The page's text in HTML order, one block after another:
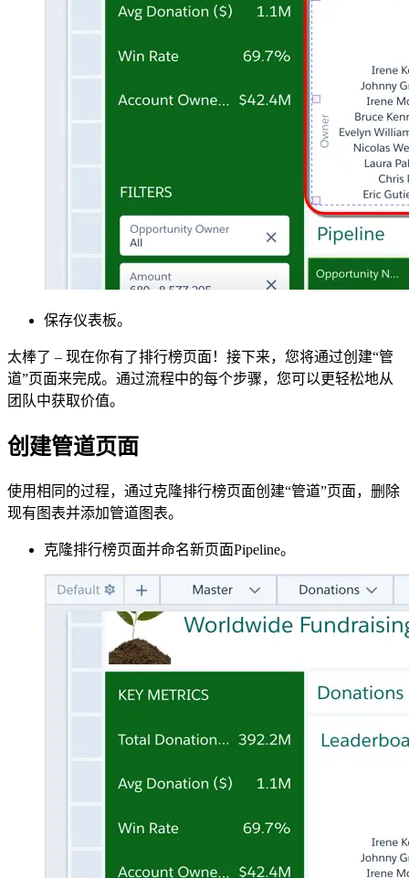
保存仪表板。
太棒了 – 现在你有了排行榜页面！接下来，您将通过创建“管
道”页面来完成。通过流程中的每个步骤，您可以更轻松地从
团队中获取价值。
创建管道页面
使用相同的过程，通过克隆排行榜页面创建“管道”页面，删除
现有图表并添加管道图表。
克隆排行榜页面并命名新页面Pipeline。